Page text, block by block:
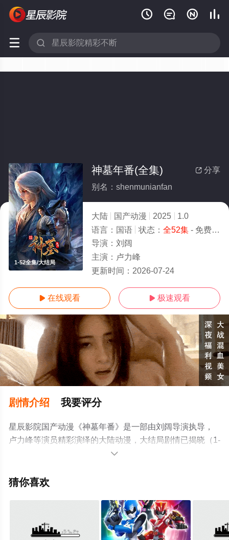
   
 
1-52全集/大结局
 分享
神墓年番(全集)
别名：shenmunianfan
大陆 国产动漫 2025
1.0
语言： 国语 状态： 全52集- 免费在线观看
导演： 刘阔
主演： 卢力峰
更新时间： 2026-07-24
 在线观看  极速观看
剧情介绍 我要评分
星辰影院国产动漫《神墓年番》是一部由刘阔导演执导，
卢力峰等演员精彩演绎的大陆动漫，大结局剧情已揭晓（1-
52全集），手机免费观看高清无删减完整版动漫全集就上
情网等平台了解。

猜你喜欢